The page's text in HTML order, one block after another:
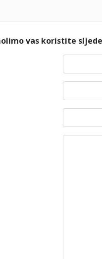
vas koristite